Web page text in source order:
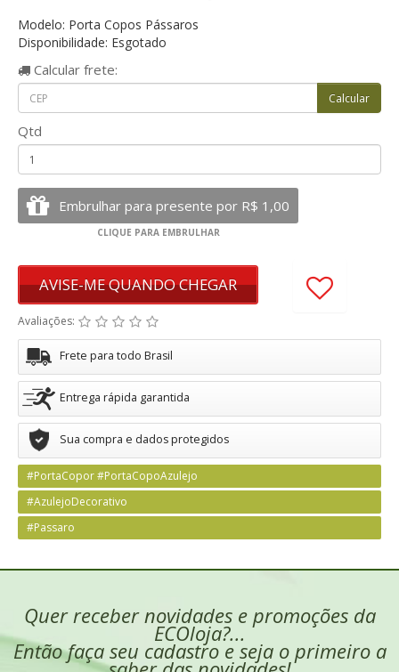
Modelo: Porta Copos Pássaros
Disponibilidade: Esgotado
Calcular frete:
Qtd
AVISE-ME QUANDO CHEGAR
Avaliações:
Frete para todo Brasil
Entrega rápida garantida
Sua compra e dados protegidos
#PortaCopor #PortaCopoAzulejo
#AzulejoDecorativo
#Passaro
Quer receber novidades e promoções da
ECOloja?...
Então faça seu cadastro e seja o primeiro a